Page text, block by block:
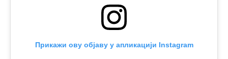
Прикажи ову објаву у апликацији Instagram